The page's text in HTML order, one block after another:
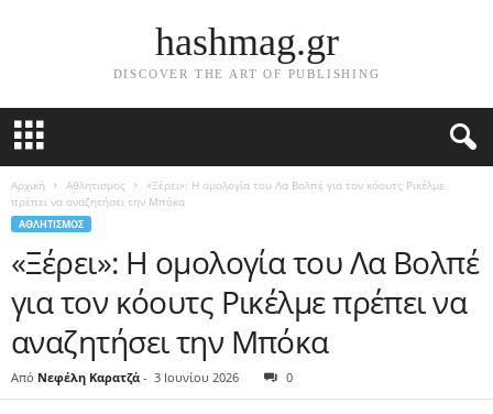
hashmag.gr
DISCOVER THE ART OF PUBLISHING
Αρχική Αθλητισμος
«Ξέρει»: Η ομολογία του Λα Βολπέ για τον κόουτς Ρικέλμε
πρέπει να αναζητήσει την Μπόκα
ΑΘΛΗΤΙΣΜΟΣ
«Ξέρει»: Η ομολογία του Λα Βολπέ
για τον κόουτς Ρικέλμε πρέπει να
αναζητήσει την Μπόκα
Από Νεφέλη Καρατζά - 3 Ιουνίου 2026 0